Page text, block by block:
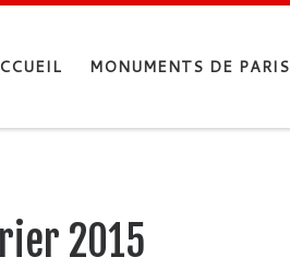
MONUMENTS DE PARIS
2015